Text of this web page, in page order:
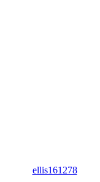
ellis161278